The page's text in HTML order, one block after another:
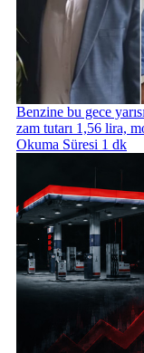
Benzine bu gece
zam tutarı 1,56 lira,
Okuma Süresi 1 dk